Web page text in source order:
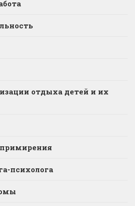
отдыха детей и их
психолога